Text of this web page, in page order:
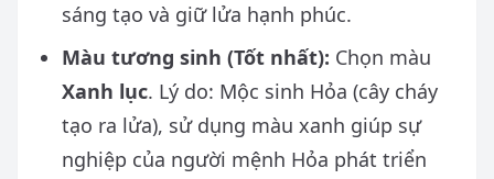
sáng tạo và giữ lửa hạnh phúc.
Màu tương sinh (Tốt nhất): Chọn màu
Xanh lục. Lý do: Mộc sinh Hỏa (cây cháy
tạo ra lửa), sử dụng màu xanh giúp sự
nghiệp của người mệnh Hỏa phát triển